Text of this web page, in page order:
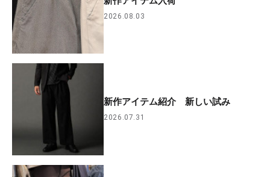
2026.08.03
新作アイテム紹介 新しい試み
2026.07.31